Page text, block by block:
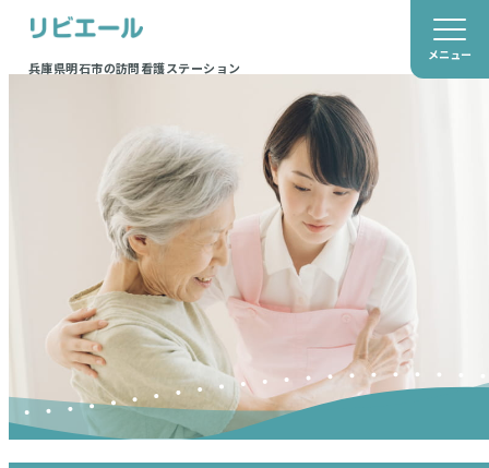
兵庫県明石市の訪問看護ステーション
メニュー